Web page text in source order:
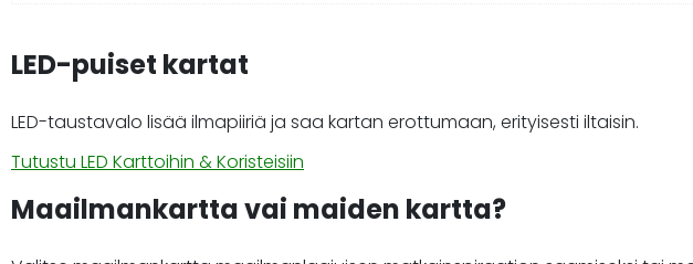
LED-puiset kartat
LED-taustavalo lisää ilmapiiriä ja saa kartan erottumaan, erityisesti iltaisin.
Tutustu LED Karttoihin & Koristeisiin
Maailmankartta vai maiden kartta?